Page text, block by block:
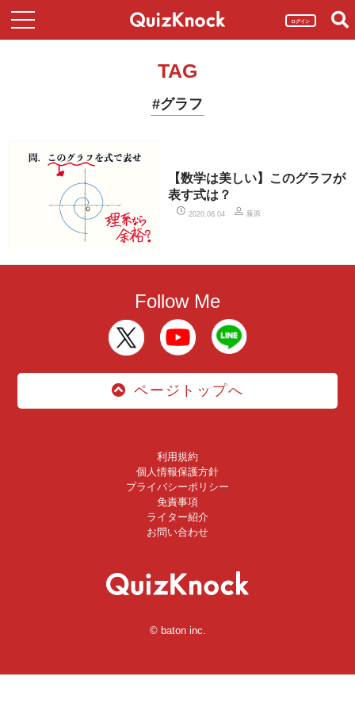
ログイン
TAG
#グラフ
【数学は美しい】このグラフが
表す式は？
2020.06.04 藤原
Follow Me
ページトップへ
利用規約
個人情報保護方針
プライバシーポリシー
免責事項
ライター紹介
お問い合わせ
© baton inc.